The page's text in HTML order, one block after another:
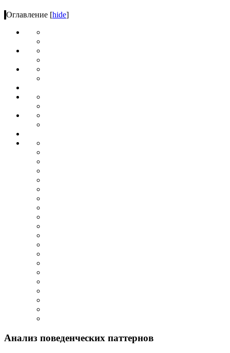
Оглавление [hide]
Анализ поведенческих паттернов